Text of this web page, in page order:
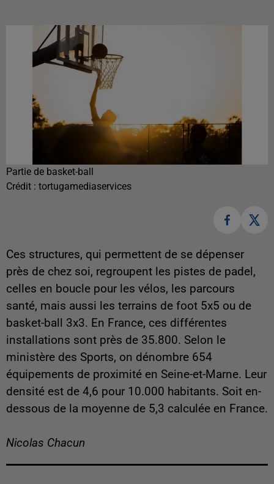
Partie de basket-ball
Crédit : tortugamediaservices
Ces structures, qui permettent de se dépenser
près de chez soi, regroupent les pistes de padel,
celles en boucle pour les vélos, les parcours
santé, mais aussi les terrains de foot 5x5 ou de
basket-ball 3x3. En France, ces différentes
installations sont près de 35.800. Selon le
ministère des Sports, on dénombre 654
équipements de proximité en Seine-et-Marne. Leur
densité est de 4,6 pour 10.000 habitants. Soit en-
dessous de la moyenne de 5,3 calculée en France.
Nicolas Chacun